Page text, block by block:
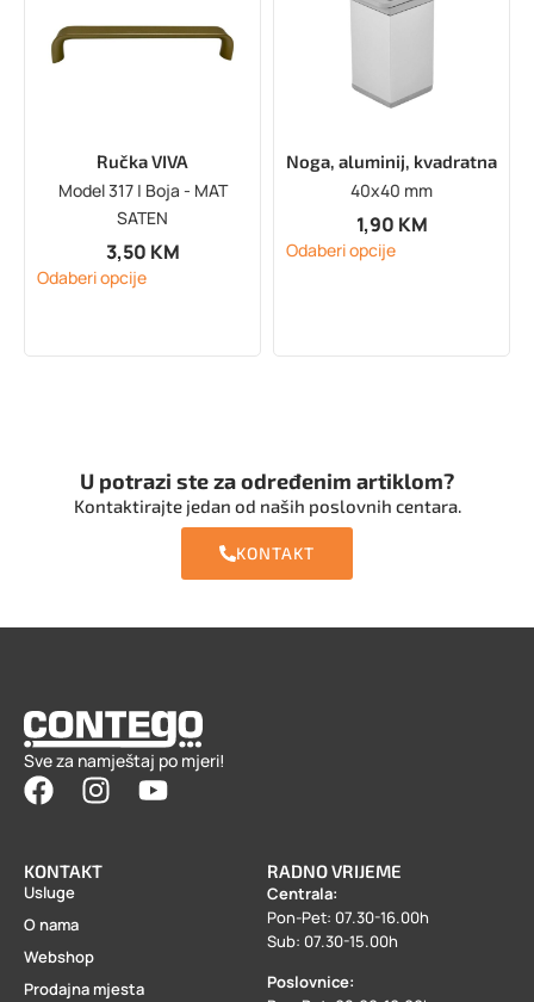
Ručka VIVA
Model 317 | Boja - MAT
SATEN
3,50 KM
Odaberi opcije
Noga, aluminij, kvadratna
40x40 mm
1,90 KM
Odaberi opcije
U potrazi ste za određenim artiklom?
Kontaktirajte jedan od naših poslovnih centara.
KONTAKT
Sve za namještaj po mjeri!
KONTAKT
Usluge
O nama
Webshop
Prodajna mjesta
RADNO VRIJEME
Centrala:
Pon-Pet: 07.30-16.00h
Sub: 07.30-15.00h
Poslovnice: